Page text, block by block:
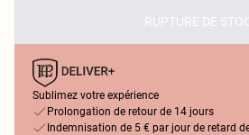
RUPTURE DE
Sublimez votre expérience
Prolongation de retour de 14 jours
Indemnisation de 5 € par jour de retard